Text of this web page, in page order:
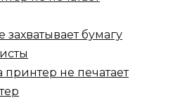
бумагу
не печатает